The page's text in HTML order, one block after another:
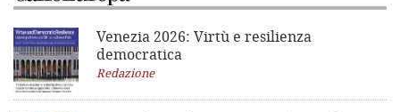
Venezia 2026: Virtù e resilienza
democratica
Redazione